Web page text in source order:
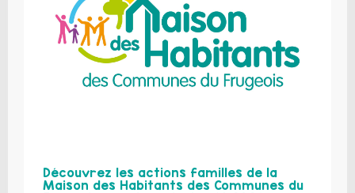
Découvrez les actions familles de la
Maison des Habitants des Communes du